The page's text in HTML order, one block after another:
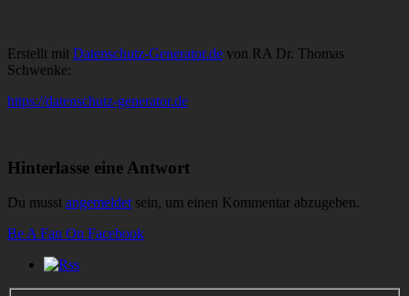
Erstellt mit Datenschutz-Generator.de von RA Dr. Thomas
Schwenke:
https://datenschutz-generator.de
Hinterlasse eine Antwort
Du musst angemeldet sein, um einen Kommentar abzugeben.
Be A Fan On Facebook